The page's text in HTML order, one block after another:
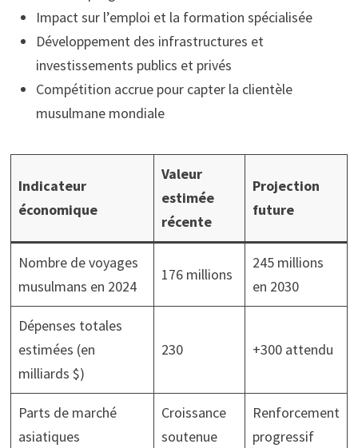
Impact sur l’emploi et la formation spécialisée
Développement des infrastructures et
investissements publics et privés
Compétition accrue pour capter la clientèle
musulmane mondiale
Indicateur
économique
Valeur
estimée
récente
Projection
future
Nombre de voyages
musulmans en 2024
176 millions
245 millions
en 2030
Dépenses totales
estimées (en
milliards $)
230 +300 attendu
Parts de marché
asiatiques
Croissance
soutenue
Renforcement
progressif